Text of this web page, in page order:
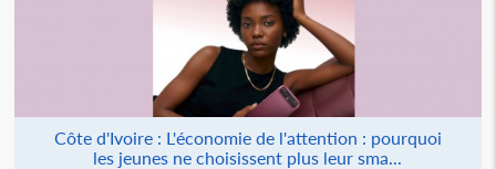
Côte d'Ivoire : L'économie de l'attention : pourquoi
les jeunes ne choisissent plus leur sma...